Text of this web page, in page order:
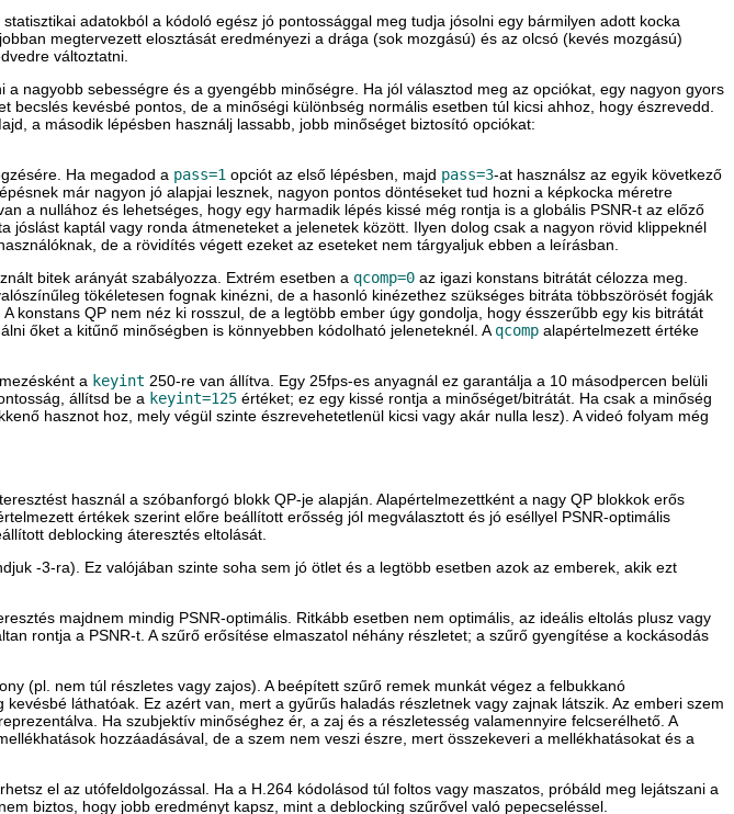
adatokból a kódoló egész jó pontossággal meg tudja jósolni egy bármilyen adott kocka
megtervezett elosztását eredményezi a drága (sok mozgású) és az olcsó (kevés mozgású)
változtatni.
nagyobb sebességre és a gyengébb minőségre. Ha jól választod meg az opciókat, egy nagyon gyors
kevésbé pontos, de a minőségi különbség normális esetben túl kicsi ahhoz, hogy észrevedd.
a második lépésben használj lassabb, jobb minőséget biztosító opciókat:
Ha megadod a pass=1 opciót az első lépésben, majd pass=3-at használsz az egyik következő
már nagyon jó alapjai lesznek, nagyon pontos döntéseket tud hozni a képkocka méretre
a nullához és lehetséges, hogy egy harmadik lépés kissé még rontja is a globális PSNR-t az előző
kaptál vagy ronda átmeneteket a jelenetek között. Ilyen dolog csak a nagyon rövid klippeknél
de a rövidítés végett ezeket az eseteket nem tárgyaljuk ebben a leírásban.
bitek arányát szabályozza. Extrém esetben a qcomp=0 az igazi konstans bitrátát célozza meg.
tökéletesen fognak kinézni, de a hasonló kinézethez szükséges bitráta többszörösét fogják
konstans QP nem néz ki rosszul, de a legtöbb ember úgy gondolja, hogy ésszerűbb egy kis bitrátát
őket a kitűnő minőségben is könnyebben kódolható jeleneteknél. A qcomp alapértelmezett értéke
a keyint 250-re van állítva. Egy 25fps-es anyagnál ez garantálja a 10 másodpercen belüli
állítsd be a keyint=125 értéket; ez egy kissé rontja a minőséget/bitrátát. Ha csak a minőség
hasznot hoz, mely végül szinte észrevehetetlenül kicsi vagy akár nulla lesz). A videó folyam még
használ a szóbanforgó blokk QP-je alapján. Alapértelmezettként a nagy QP blokkok erős
értékek szerint előre beállított erősség jól megválasztott és jó eséllyel PSNR-optimális
deblocking áteresztés eltolását.
-3-ra). Ez valójában szinte soha sem jó ötlet és a legtöbb esetben azok az emberek, akik ezt
majdnem mindig PSNR-optimális. Ritkább esetben nem optimális, az ideális eltolás plusz vagy
rontja a PSNR-t. A szűrő erősítése elmaszatol néhány részletet; a szűrő gyengítése a kockásodás
(pl. nem túl részletes vagy zajos). A beépített szűrő remek munkát végez a felbukkanó
láthatóak. Ez azért van, mert a gyűrűs haladás részletnek vagy zajnak látszik. Az emberi szem
Ha szubjektív minőséghez ér, a zaj és a részletesség valamennyire felcserélhető. A
hozzáadásával, de a szem nem veszi észre, mert összekeveri a mellékhatásokat és a
el az utófeldolgozással. Ha a H.264 kódolásod túl foltos vagy maszatos, próbáld meg lejátszani a
biztos, hogy jobb eredményt kapsz, mint a deblocking szűrővel való pepecseléssel.